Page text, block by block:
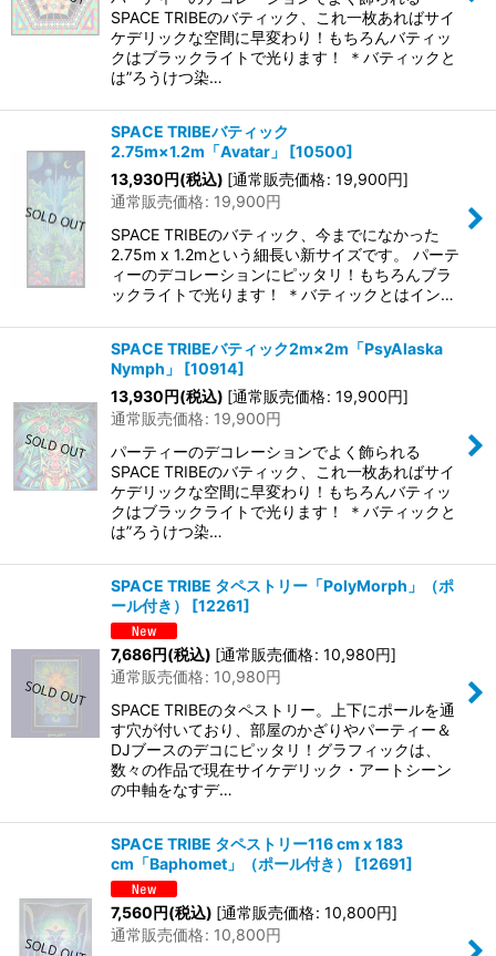
SPACE TRIBEのバティック、これ一枚あればサイ
ケデリックな空間に早変わり！もちろんバティッ
クはブラックライトで光ります！ ＊バティックと
は”ろうけつ染…
SPACE TRIBEバティック
2.75m×1.2m「Avatar」
[10500]
13,930 円(税込) [通常販売価格: 19,900円]
通常販売価格: 19,900円
SPACE TRIBEのバティック、今までになかった
2.75m x 1.2mという細長い新サイズです。 パーテ
ィーのデコレーションにピッタリ！もちろんブラ
ックライトで光ります！ ＊バティックとはイン…
SPACE TRIBEバティック2m×2m「PsyAlaska
Nymph」
[10914]
13,930 円(税込) [通常販売価格: 19,900円]
通常販売価格: 19,900円
パーティーのデコレーションでよく飾られる
SPACE TRIBEのバティック、これ一枚あればサイ
ケデリックな空間に早変わり！もちろんバティッ
クはブラックライトで光ります！ ＊バティックと
は”ろうけつ染…
SPACE TRIBE タペストリー「PolyMorph」（ポ
ール付き）
[12261]
7,686円(税込) [通常販売価格: 10,980円]
通常販売価格: 10,980円
SPACE TRIBEのタペストリー。上下にポールを通
す穴が付いており、部屋のかざりやパーティー＆
DJブースのデコにピッタリ！グラフィックは、
数々の作品で現在サイケデリック・アートシーン
の中軸をなすデ…
SPACE TRIBE タペストリー116 cm x 183
cm「Baphomet」（ポール付き）
[12691]
7,560円(税込) [通常販売価格: 10,800円]
通常販売価格: 10,800円